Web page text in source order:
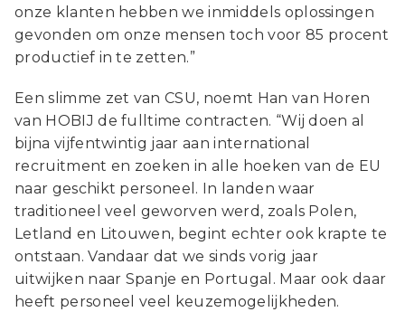
onze klanten hebben we inmiddels oplossingen
gevonden om onze mensen toch voor 85 procent
productief in te zetten.”
Een slimme zet van CSU, noemt Han van Horen
van HOBIJ de fulltime contracten. “Wij doen al
bijna vijfentwintig jaar aan international
recruitment en zoeken in alle hoeken van de EU
naar geschikt personeel. In landen waar
traditioneel veel geworven werd, zoals Polen,
Letland en Litouwen, begint echter ook krapte te
ontstaan. Vandaar dat we sinds vorig jaar
uitwijken naar Spanje en Portugal. Maar ook daar
heeft personeel veel keuzemogelijkheden.